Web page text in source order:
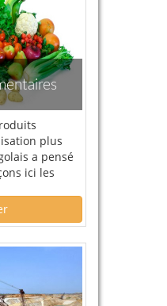
plus
a pensé
ici les